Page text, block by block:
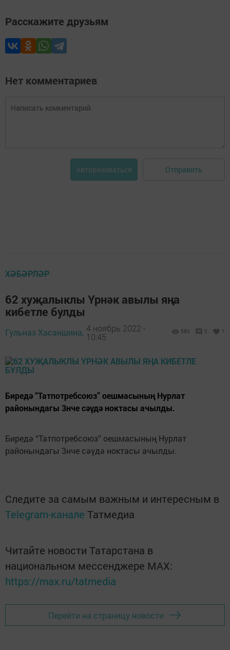
Расскажите друзьям
Нет комментариев
Авторизоваться Отправить
ХӘБӘРЛӘР
62 хуҗалыклы Үрнәк авылы яңа
кибетле булды
Гульназ Хасаншина, 4 ноябрь 2022 -
10:45
580 0 1
Биредә “Татпотребсоюз” оешмасының Нурлат
районындагы 3нче сәүдә ноктасы ачылды.
Биредә “Татпотребсоюз” оешмасының Нурлат
районындагы 3нче сәүдә ноктасы ачылды.
Следите за самым важным и интересным в
Telegram-канале Татмедиа
Читайте новости Татарстана в
национальном мессенджере MАХ:
https://max.ru/tatmedia
Перейти на страницу новости